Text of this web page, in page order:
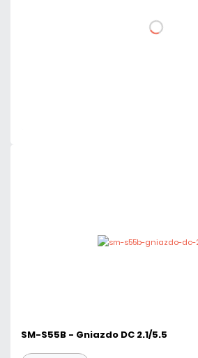
DO KOSZYKA
SM-S55B - Gniazdo DC 2.1/5.5